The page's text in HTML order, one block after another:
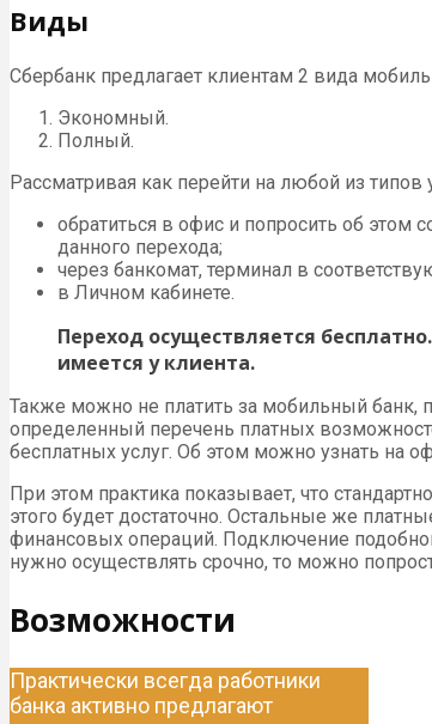
Виды
Сбербанк предлагает клиентам 2 вида
Экономный.
Полный.
Рассматривая как перейти на любой из
обратиться в офис и попросить об этом
данного перехода;
через банкомат, терминал в
в Личном кабинете.
Переход осуществляется
имеется у клиента.
Также можно не платить за мобильный банк,
определенный перечень платных
бесплатных услуг. Об этом можно узнать на
При этом практика показывает, что
этого будет достаточно. Остальные же
финансовых операций. Подключение
нужно осуществлять срочно, то можно
Возможности
Практически всегда работники
банка активно предлагают